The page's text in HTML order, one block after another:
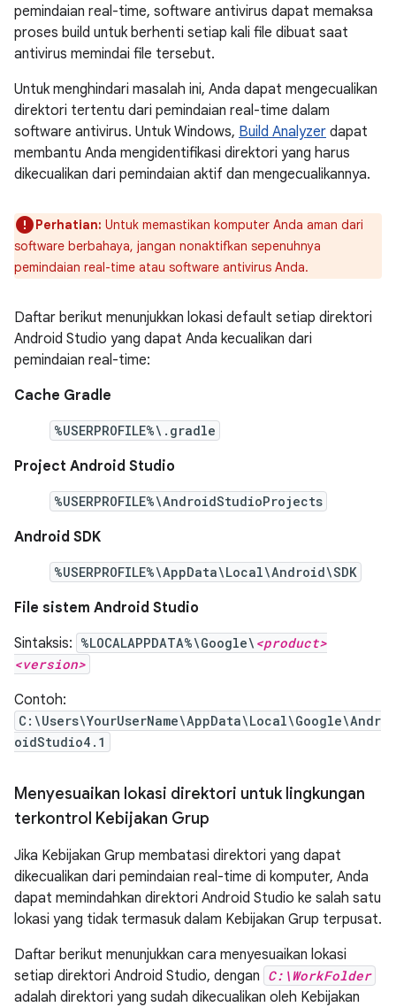
pemindaian real-time, software antivirus dapat memaksa
proses build untuk berhenti setiap kali file dibuat saat
antivirus memindai file tersebut.
Untuk menghindari masalah ini, Anda dapat mengecualikan
direktori tertentu dari pemindaian real-time dalam
software antivirus. Untuk Windows, Build Analyzer dapat
membantu Anda mengidentifikasi direktori yang harus
dikecualikan dari pemindaian aktif dan mengecualikannya.
Perhatian: Untuk memastikan komputer Anda aman dari
software berbahaya, jangan nonaktifkan sepenuhnya
pemindaian real-time atau software antivirus Anda.
Daftar berikut menunjukkan lokasi default setiap direktori
Android Studio yang dapat Anda kecualikan dari
pemindaian real-time:
Cache Gradle
%USERPROFILE%\.gradle
Project Android Studio
%USERPROFILE%\AndroidStudioProjects
Android SDK
%USERPROFILE%\AppData\Local\Android\SDK
File sistem Android Studio
Sintaksis: %LOCALAPPDATA%\Google\ <product>
<version>
Contoh:
C:\Users\YourUserName\AppData\Local\Google\Andr
oidStudio4.1
Menyesuaikan lokasi direktori untuk lingkungan
terkontrol Kebijakan Grup
Jika Kebijakan Grup membatasi direktori yang dapat
dikecualikan dari pemindaian real-time di komputer, Anda
dapat memindahkan direktori Android Studio ke salah satu
lokasi yang tidak termasuk dalam Kebijakan Grup terpusat.
Daftar berikut menunjukkan cara menyesuaikan lokasi
setiap direktori Android Studio, dengan C:\WorkFolder
adalah direktori yang sudah dikecualikan oleh Kebijakan